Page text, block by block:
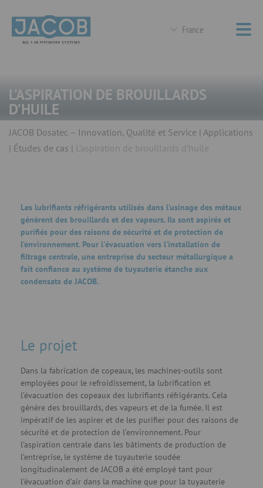
France
L’ASPIRATION DE BROUILLARDS
D’HUILE
JACOB Dosatec – Innovation, Qualité et Service Applications
Études de cas
L’aspiration de brouillards d’huile
Les lubrifiants réfrigérants utilisés dans l’usinage des métaux
génèrent des brouillards et des vapeurs. Ils sont aspirés et
purifiés pour des raisons de sécurité et de protection de
l’environnement. Pour l'évacuation vers l’installation de
filtrage centrale, une entreprise du secteur métallurgique a
fait confiance au système de tuyauterie étanche aux
condensats de JACOB.
Le projet
Dans la fabrication de copeaux, les machines-outils sont
employées pour le refroidissement, la lubrification et
l’évacuation des copeaux des lubrifiants réfrigérants. Cela
génère des brouillards, des vapeurs et de la fumée. Il est
impératif de les aspirer et de les purifier pour des raisons de
sécurité et de protection de l’environnement. Pour
l’aspiration centrale dans les bâtiments de production de
l’entreprise, le système de tuyauterie soudée
longitudinalement de JACOB a été employé tant pour
l'évacuation d’air dans la machine que pour la tuyauterie